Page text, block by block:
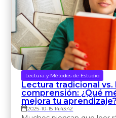
Lectura y Métodos de Estudio
Lectura tradicional
comprensión: ¿Qué
mejora tu aprendizaje?
2025-10-15 14:43:42